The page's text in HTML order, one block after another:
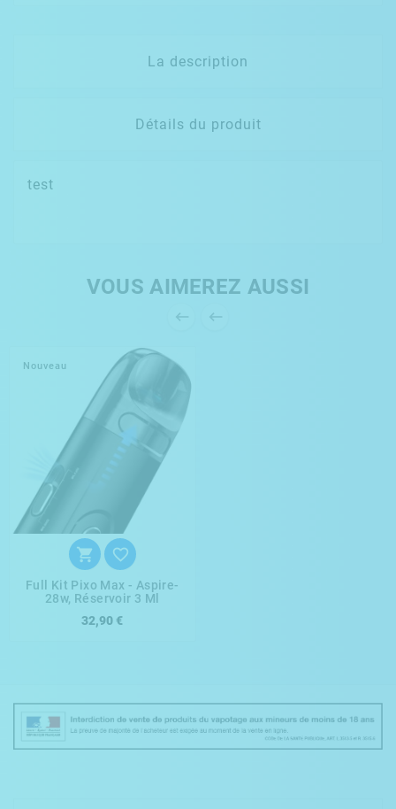
La description
Détails du produit
test
VOUS AIMEREZ AUSSI
 
Nouveau
 
Full Kit Pixo Max - Aspire-
28w, Réservoir 3 Ml
32,90 €